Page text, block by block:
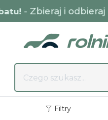
- Zbieraj i odbieraj
Filtry